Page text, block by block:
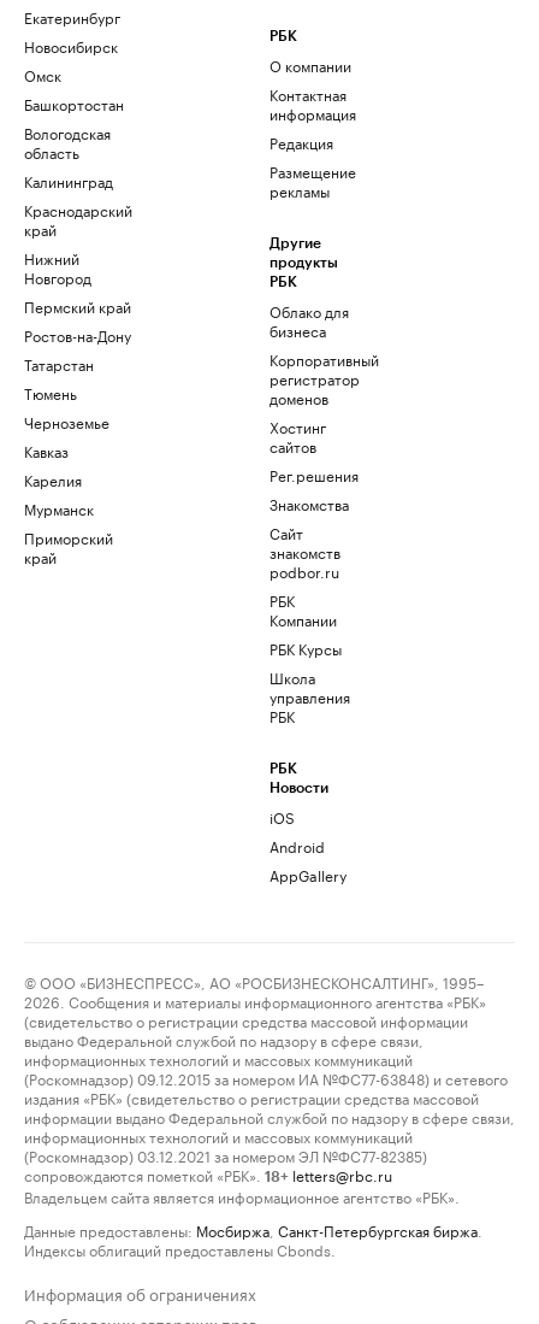
Екатеринбург
Новосибирск
Омск
Башкортостан
Вологодская
область
Калининград
Краснодарский
край
Нижний
Новгород
Пермский край
Ростов-на-Дону
Татарстан
Тюмень
Черноземье
Кавказ
Карелия
Мурманск
Приморский
край
РБК
О компании
Контактная
информация
Редакция
Размещение
рекламы
Другие
продукты
РБК
Облако для
бизнеса
Корпоративный
регистратор
доменов
Хостинг
сайтов
Рег.решения
Знакомства
Сайт
знакомств
podbor.ru
РБК
Компании
РБК Курсы
Школа
управления
РБК
РБК
Новости
iOS
Android
AppGallery
© ООО «БИЗНЕСПРЕСС», АО «РОСБИЗНЕСКОНСАЛТИНГ», 1995–
2026. Сообщения и материалы информационного агентства «РБК»
(свидетельство о регистрации средства массовой информации
выдано Федеральной службой по надзору в сфере связи,
информационных технологий и массовых коммуникаций
(Роскомнадзор) 09.12.2015 за номером ИА №ФС77-63848) и сетевого
издания «РБК» (свидетельство о регистрации средства массовой
информации выдано Федеральной службой по надзору в сфере связи,
информационных технологий и массовых коммуникаций
(Роскомнадзор) 03.12.2021 за номером ЭЛ №ФС77-82385)
сопровождаются пометкой «РБК».
18+ letters@rbc.ru
Владельцем сайта является информационное агентство «РБК».
Данные предоставлены: Мосбиржа Санкт-Петербургская биржа
Индексы облигаций предоставлены Cbonds.
Информация об ограничениях